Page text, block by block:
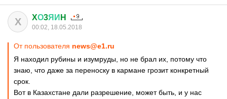
X XО3ЯИ H
00:02, 18.05.2018
От пользователя news@e1.ru
Я находил рубины и изумруды, но не брал их, потому что
знаю, что даже за переноску в кармане грозит конкретный
срок.
Вот в Казахстане дали разрешение, может быть, и у нас